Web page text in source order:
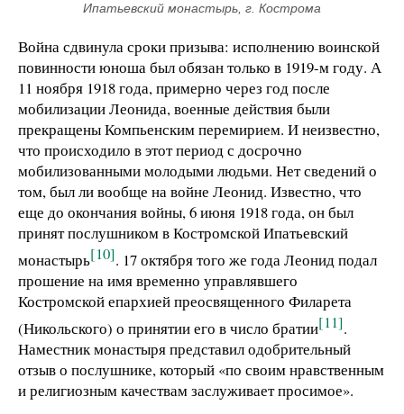
Ипатьевский монастырь, г. Кострома
Война сдвинула сроки призыва: исполнению воинской
повинности юноша был обязан только в 1919-м году. А
11 ноября 1918 года, примерно через год после
мобилизации Леонида, военные действия были
прекращены Компьенским перемирием. И неизвестно,
что происходило в этот период с досрочно
мобилизованными молодыми людьми. Нет сведений о
том, был ли вообще на войне Леонид. Известно, что
еще до окончания войны, 6 июня 1918 года, он был
принят послушником в Костромской Ипатьевский
монастырь[10]. 17 октября того же года Леонид подал
прошение на имя временно управлявшего
Костромской епархией преосвященного Филарета
(Никольского) о принятии его в число братии[11].
Наместник монастыря представил одобрительный
отзыв о послушнике, который «по своим нравственным
и религиозным качествам заслуживает просимое».